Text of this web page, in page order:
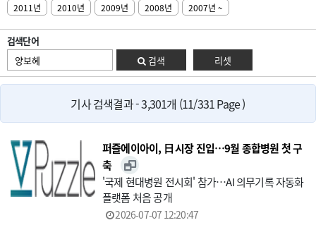
2011년
2010년 2009년 2008년 2007년 ~
검색단어
검색
리셋
기사 검색결과 - 3,301개 (11/331 Page )
퍼즐에이아이, 日 시장 진입…9월 종합병원 첫 구
축
'국제 현대병원 전시회' 참가…AI 의무기록 자동화
플랫폼 처음 공개
2026-07-07 12:20:47